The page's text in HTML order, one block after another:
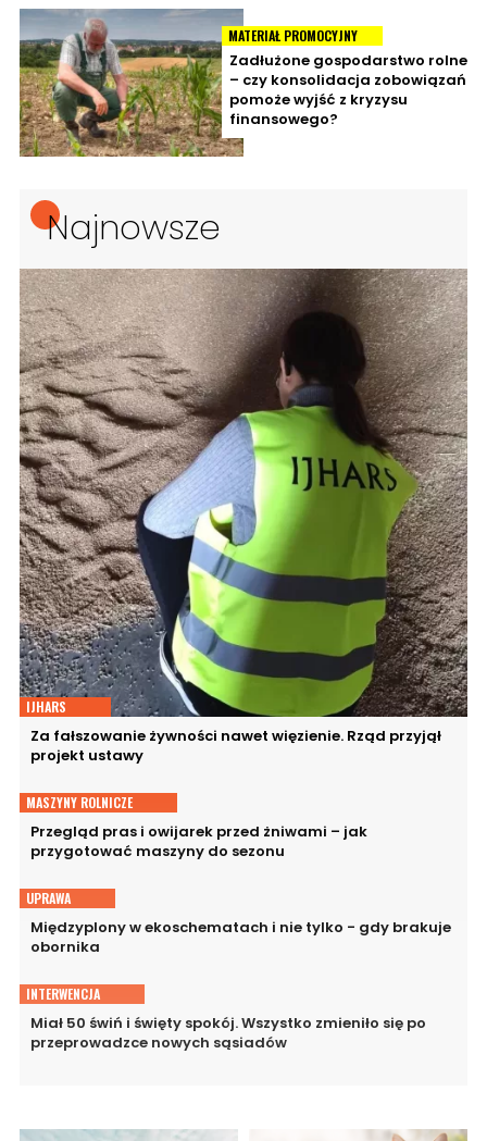
MATERIAŁ PROMOCYJNY
Zadłużone gospodarstwo rolne
– czy konsolidacja zobowiązań
pomoże wyjść z kryzysu
finansowego?
Najnowsze
IJHARS
Za fałszowanie żywności nawet więzienie. Rząd przyjął
projekt ustawy
MASZYNY ROLNICZE
Przegląd pras i owijarek przed żniwami – jak
przygotować maszyny do sezonu
UPRAWA
Międzyplony w ekoschematach i nie tylko - gdy brakuje
obornika
INTERWENCJA
Miał 50 świń i święty spokój. Wszystko zmieniło się po
przeprowadzce nowych sąsiadów